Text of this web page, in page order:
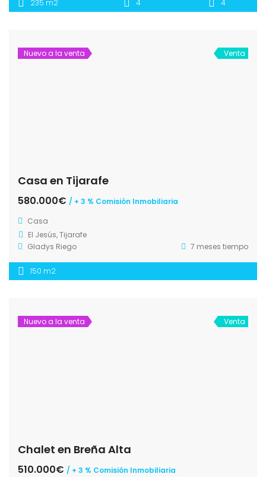
235 m2 4 4
Nuevo a la venta Venta
Casa en Tijarafe
580.000€ / + 3 % Comisión Inmobiliaria
Casa
El Jesús, Tijarafe
Gladys Riego
7 meses tiempo
150 m2
Nuevo a la venta Venta
Chalet en Breña Alta
510.000€ / + 3 % Comisión Inmobiliaria